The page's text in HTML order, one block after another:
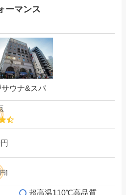
ーマンス
サウナ&スパ
]
超高温110℃高品質